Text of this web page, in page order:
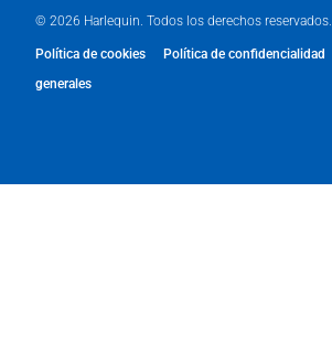
© 2026 Harlequin. Todos los derechos reservados.
Política de cookies Política de confidencialidad
generales